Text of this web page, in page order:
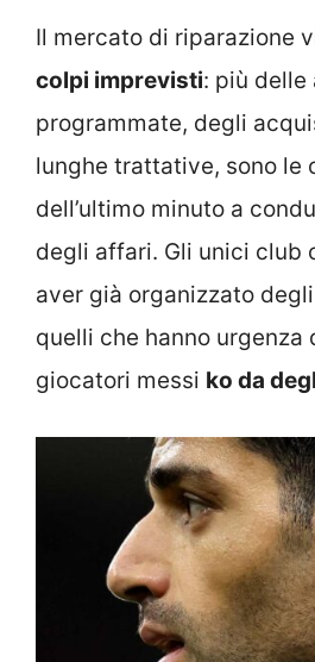
Il mercato di riparazione
colpi imprevisti: più delle
programmate, degli
lunghe trattative, sono le
dell’ultimo minuto a
degli affari. Gli unici club
aver già organizzato
quelli che hanno urgenza
giocatori messi ko da